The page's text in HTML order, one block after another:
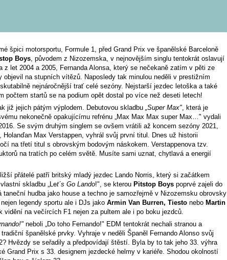
špici motorsportu, Formule 1, před Grand Prix ve španělské Barceloně
Boys, původem z Nizozemska, v nejnovějším singlu tentokrát oslavují
z let 2004 a 2005, Fernanda Alonsa, který se nečekaně zatím v pěti ze
objevil na stupních vítězů. Naposledy tak minulou neděli v prestižním
nejnáročnější trať celé sezóny. Nejstarší jezdec letoška a také
počtem startů se na podium opět dostal po více než deseti letech!
již jejich pátým výplodem. Debutovou skladbu „Super Max", která je
nekonečně opakujícímu refrénu „Max Max Max super Max…" vydali
Se svým druhým singlem se ovšem vrátili až koncem sezóny 2021,
Holanďan Max Verstappen, vyhrál svůj první titul. Dnes už historii
na třetí titul s obrovským bodovým náskokem. Verstappenova tzv.
na tratích po celém světě. Musíte sami uznat, chytlavá a energií
přátelé patří britský mladý jezdec Lando Norris, který si začátkem
skladbu „Let´s Go Lando!", se kterou Pitstop Boys poprvé zajeli do
taneční hudba jako house a techno je samozřejmě v Nizozemsku obrovsky
legendy sportu ale i DJs jako Armin Van Burren, Tiesto nebo Martin
vidění na večírcích F1 nejen za pultem ale i po boku jezdců.
neboli „Do toho Fernando!" EDM tentokrát nechali stranou a
španělské prvky. Vyhraje v neděli Španěl Fernando Alonso svůj
Hvězdy se seřadily a předpovídají štěstí. Byla by to tak jeho 33. výhra
Grand Prix s 33. designem jezdecké helmy v kariéře. Shodou okolností